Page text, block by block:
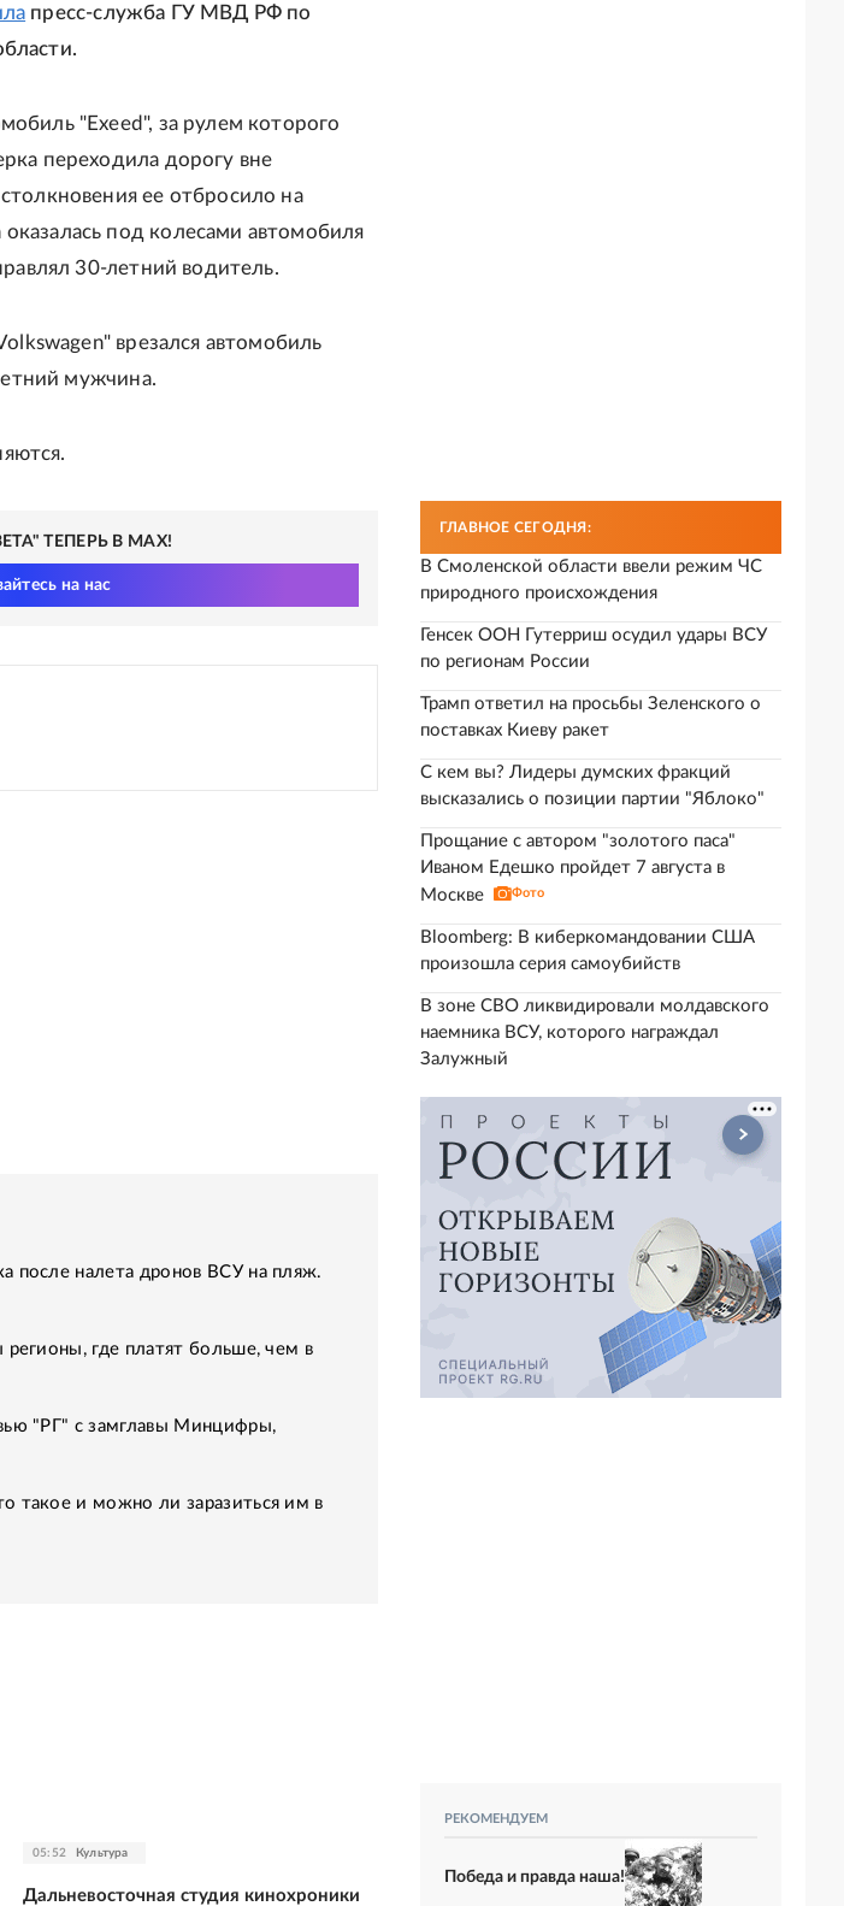
пресс-служба ГУ МВД РФ по
"Exeed", за рулем которого
переходила дорогу вне
ее отбросило на
под колесами автомобиля
30-летний водитель.
врезался автомобиль
мужчина.
ТЕПЕРЬ В MAX!
на нас
после налета дронов ВСУ на пляж.
где платят больше, чем в
"РГ" с замглавы Минцифры,
такое и можно ли заразиться им в
05:52 Культура
Дальневосточная студия кинохроники
ГЛАВНОЕ СЕГОДНЯ:
В Смоленской области ввели режим ЧС
природного происхождения
Генсек ООН Гутерриш осудил удары ВСУ
по регионам России
Трамп ответил на просьбы Зеленского о
поставках Киеву ракет
С кем вы? Лидеры думских фракций
высказались о позиции партии "Яблоко"
Прощание с автором "золотого паса"
Иваном Едешко пройдет 7 августа в
Москве
Фото
Bloomberg: В киберкомандовании США
произошла серия самоубийств
В зоне СВО ликвидировали молдавского
наемника ВСУ, которого награждал
Залужный
РЕКОМЕНДУЕМ
Победа и правда наша!